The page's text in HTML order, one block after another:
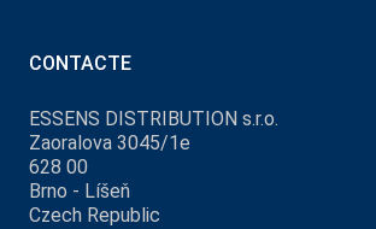
CONTACTE
ESSENS DISTRIBUTION s.r.o.
Zaoralova 3045/1e
628 00
Brno - Líšeň
Czech Republic